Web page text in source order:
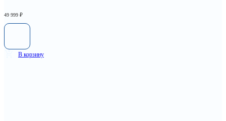
49 999 ₽
В корзину